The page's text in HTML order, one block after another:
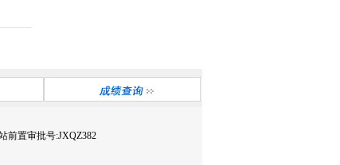
前置审批号:JXQZ382